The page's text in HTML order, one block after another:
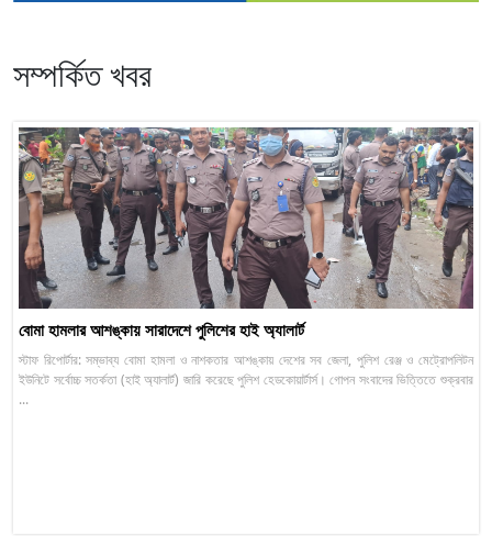
সম্পর্কিত খবর
বোমা হামলার আশঙ্কায় সারাদেশে পুলিশের হাই অ্যালার্ট
স্টাফ রিপোর্টার: সম্ভাব্য বোমা হামলা ও নাশকতার আশঙ্কায় দেশের সব জেলা, পুলিশ রেঞ্জ ও মেট্রোপলিটন
ইউনিটে সর্বোচ্চ সতর্কতা (হাই অ্যালার্ট) জারি করেছে পুলিশ হেডকোয়ার্টার্স। গোপন সংবাদের ভিত্তিতে শুক্রবার
...